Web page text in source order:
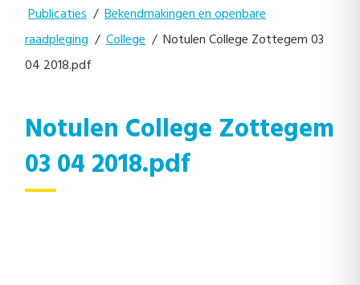
Publicaties / Bekendmakingen en openbare
raadpleging / College / Notulen College Zottegem 03
04 2018.pdf
Notulen College Zottegem
03 04 2018.pdf